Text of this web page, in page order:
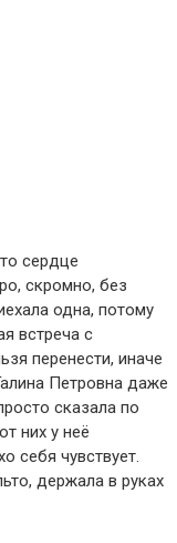
сердце
скромно, без
одна, потому
встреча с
перенести, иначе
Петровна даже
сказала по
них у неё
себя чувствует.
держала в руках